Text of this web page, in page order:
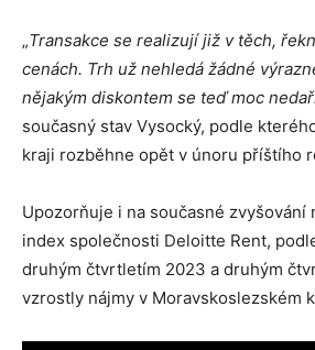
„Transakce se realizují již v těch,
cenách. Trh už nehledá žádné
nějakým diskontem se teď moc
současný stav Vysocký, podle
kraji rozběhne opět v únoru příštího
Upozorňuje i na současné zvyšování
index společnosti Deloitte Rent,
druhým čtvrtletím 2023 a druhým
vzrostly nájmy v Moravskoslezském